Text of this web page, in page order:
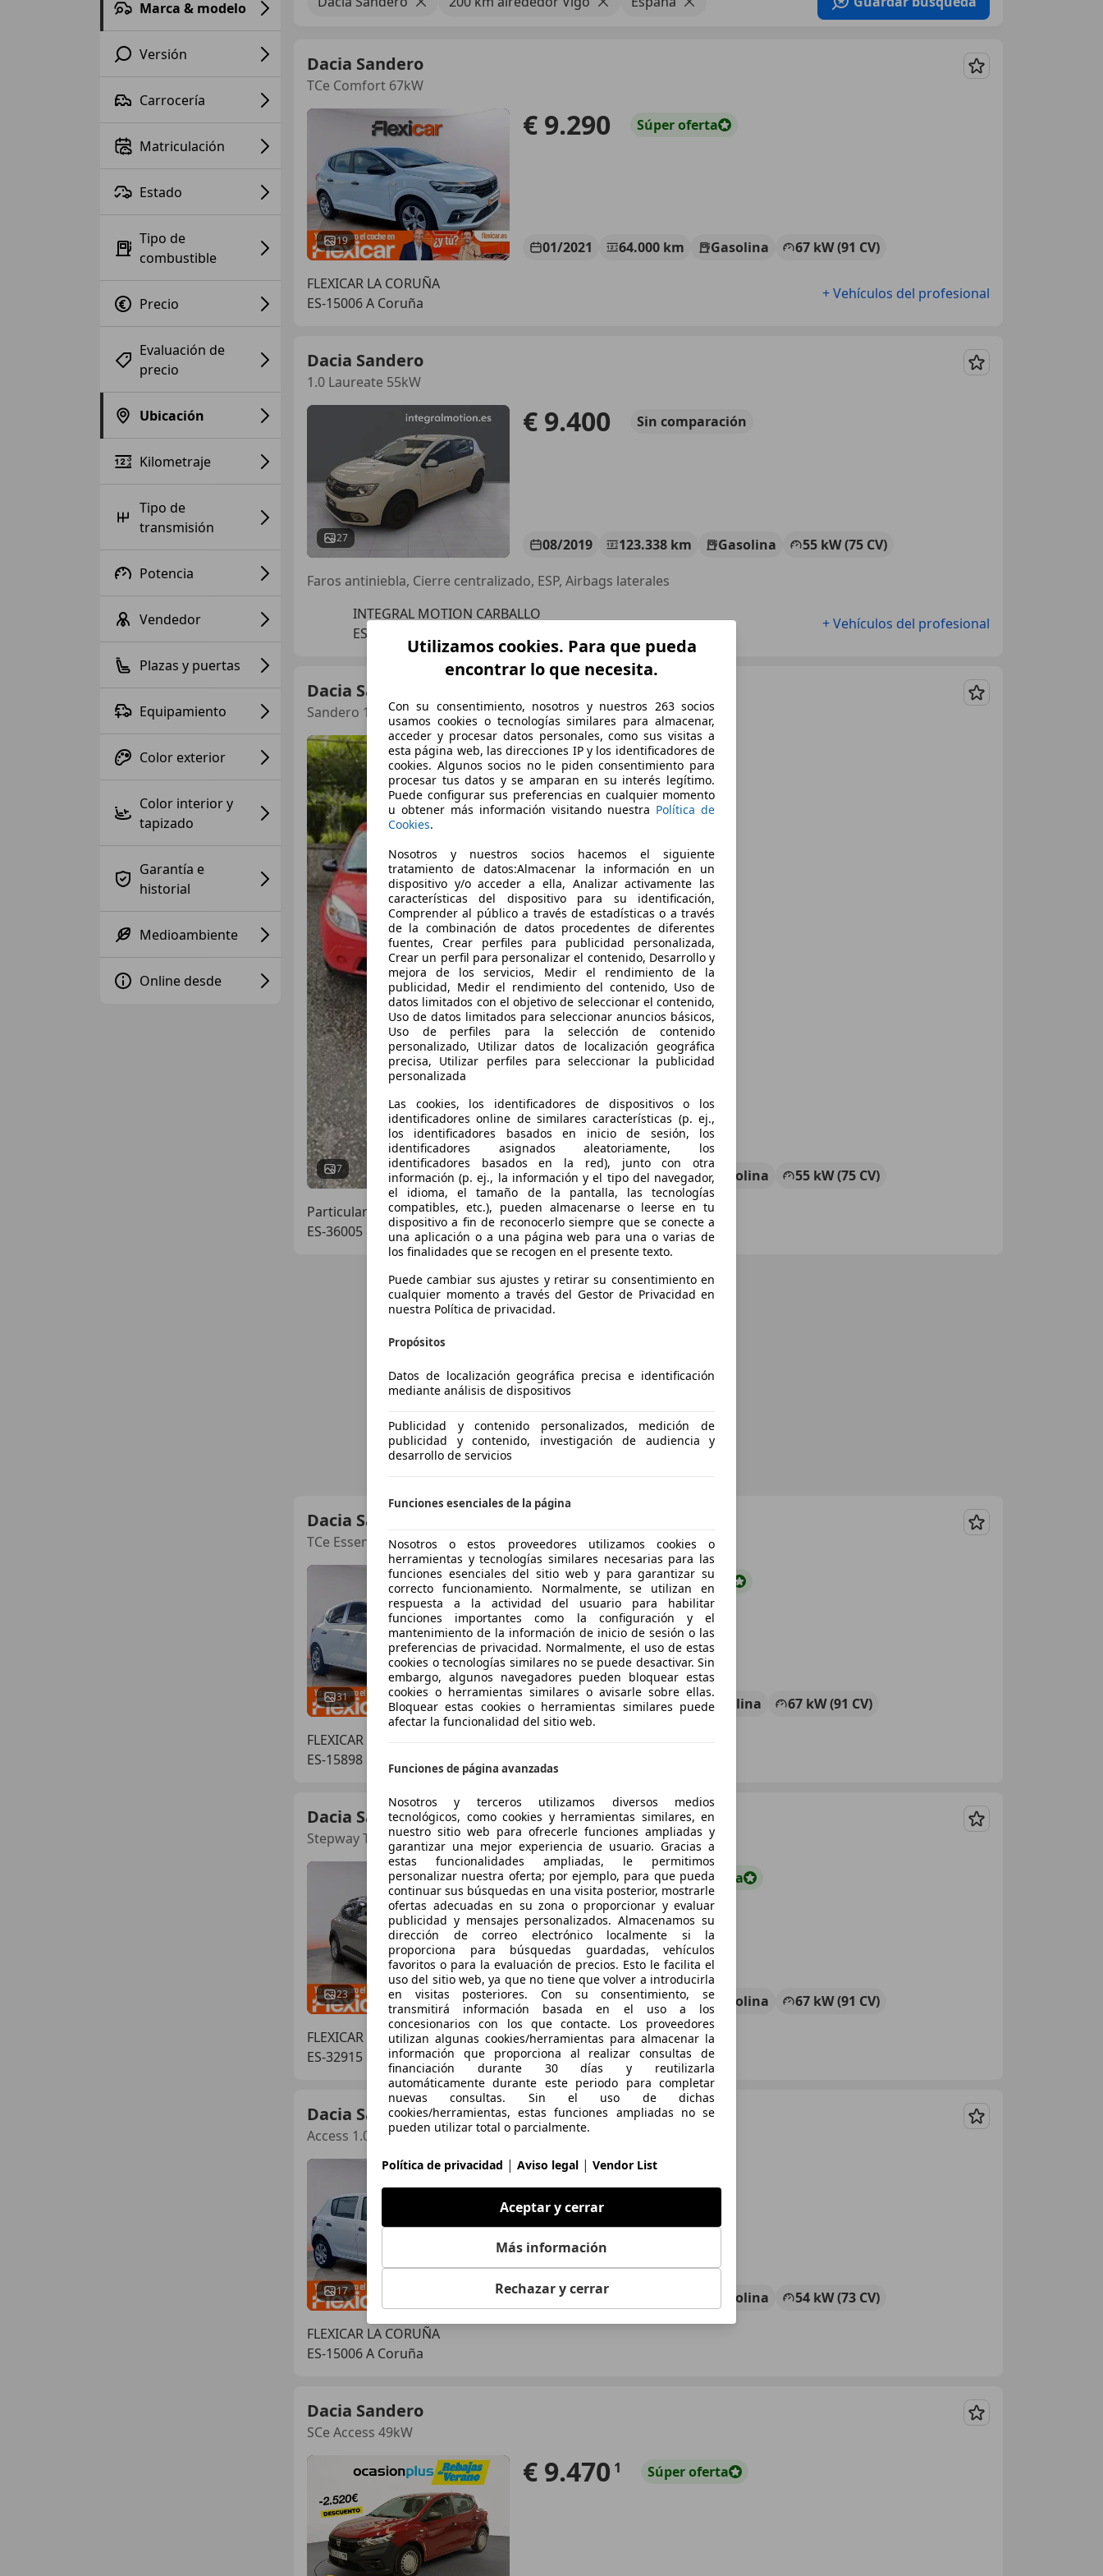
Marca & modelo
Versión
Carrocería
Matriculación
Estado
Tipo de
combustible
Precio
Evaluación de
precio
Ubicación
Kilometraje
Tipo de
transmisión
Potencia
Vendedor
Plazas y puertas
Equipamiento
Color exterior
Color interior y
tapizado
Garantía e
historial
Medioambiente
Online desde
Dacia Sandero
TCe Comfort 67kW
Guardar
19
€ 9.290 Súperoferta
01/2021 64.000 km Gasolina
67 kW (91 CV)
FLEXICAR LA CORUÑA
ES-15006 A Coruña
+ Vehículos del profesional
Dacia Sandero
1.0 Laureate 55kW
Guardar
27
€ 9.400 Sin comparación
08/2019 123.338 km Gasolina
55 kW (75 CV)
Faros antiniebla, Cierre centralizado, ESP, Airbags laterales
INTEGRAL MOTION CARBALLO
ES-15100 Carballo
+ Vehículos del profesional
Dacia Sandero
Sandero 1.2 Podium Podium
Guardar
7
€ 3.999 Buenprecio
04/2012 75.000 km Gasolina
55 kW (75 CV)
Particular
ES-36005 Pontevedra
Dacia Sandero
TCe Essential 67kW
Guardar
31
€ 12.490 Súper oferta
03/2024 4.589 km Gasolina
67 kW (91 CV)
FLEXICAR SANTIAGO DE COMPOSTELA
ES-15898 Santiago de Compostela
Dacia Sandero
Stepway TCe Essential 67kW
Guardar
23
€ 12.5901 Súperoferta
07/2024 41.221 km Gasolina
67 kW (91 CV)
FLEXICAR OURENSE
ES-32915 Ourense
Dacia Sandero
Access 1.0 55kW (75CV)
Guardar
17
€ 8.990 Precio
06/2019 Gasolina
54 kW (73 CV)
FLEXICAR LA CORUÑA
ES-15006 A Coruña
Dacia Sandero
SCe Access 49kW
Guardar
€ 9.470 1 Súperoferta
Utilizamos cookies. Para que pueda
encontrar lo que necesita.
Con su consentimiento, nosotros y nuestros 263 socios
usamos cookies o tecnologías similares para almacenar,
acceder y procesar datos personales, como sus visitas a
esta página web, las direcciones IP y los identificadores de
cookies. Algunos socios no le piden consentimiento para
procesar tus datos y se amparan en su interés legítimo.
Puede configurar sus preferencias en cualquier momento
u obtener más información visitando nuestra Política de
Cookies.
Nosotros y nuestros socios hacemos el siguiente
tratamiento de datos:Almacenar la información en un
dispositivo y/o acceder a ella, Analizar activamente las
características del dispositivo para su identificación,
Comprender al público a través de estadísticas o a través
de la combinación de datos procedentes de diferentes
fuentes, Crear perfiles para publicidad personalizada,
Crear un perfil para personalizar el contenido, Desarrollo y
mejora de los servicios, Medir el rendimiento de la
publicidad, Medir el rendimiento del contenido, Uso de
datos limitados con el objetivo de seleccionar el contenido,
Uso de datos limitados para seleccionar anuncios básicos,
Uso de perfiles para la selección de contenido
personalizado, Utilizar datos de localización geográfica
precisa, Utilizar perfiles para seleccionar la publicidad
personalizada
Las cookies, los identificadores de dispositivos o los
identificadores online de similares características (p. ej.,
los identificadores basados en inicio de sesión, los
identificadores asignados aleatoriamente, los
identificadores basados en la red), junto con otra
información (p. ej., la información y el tipo del navegador,
el idioma, el tamaño de la pantalla, las tecnologías
compatibles, etc.), pueden almacenarse o leerse en tu
dispositivo a fin de reconocerlo siempre que se conecte a
una aplicación o a una página web para una o varias de
los finalidades que se recogen en el presente texto.
Puede cambiar sus ajustes y retirar su consentimiento en
cualquier momento a través del Gestor de Privacidad en
nuestra Política de privacidad.
Propósitos
Datos de localización geográfica precisa e identificación
mediante análisis de dispositivos
Publicidad y contenido personalizados, medición de
publicidad y contenido, investigación de audiencia y
desarrollo de servicios
Funciones esenciales de la página
Nosotros o estos proveedores utilizamos cookies o
herramientas y tecnologías similares necesarias para las
funciones esenciales del sitio web y para garantizar su
correcto funcionamiento. Normalmente, se utilizan en
respuesta a la actividad del usuario para habilitar
funciones importantes como la configuración y el
mantenimiento de la información de inicio de sesión o las
preferencias de privacidad. Normalmente, el uso de estas
cookies o tecnologías similares no se puede desactivar. Sin
embargo, algunos navegadores pueden bloquear estas
cookies o herramientas similares o avisarle sobre ellas.
Bloquear estas cookies o herramientas similares puede
afectar la funcionalidad del sitio web.
Funciones de página avanzadas
Nosotros y terceros utilizamos diversos medios
tecnológicos, como cookies y herramientas similares, en
nuestro sitio web para ofrecerle funciones ampliadas y
garantizar una mejor experiencia de usuario. Gracias a
estas funcionalidades ampliadas, le permitimos
personalizar nuestra oferta; por ejemplo, para que pueda
continuar sus búsquedas en una visita posterior, mostrarle
ofertas adecuadas en su zona o proporcionar y evaluar
publicidad y mensajes personalizados. Almacenamos su
dirección de correo electrónico localmente si la
proporciona para búsquedas guardadas, vehículos
favoritos o para la evaluación de precios. Esto le facilita el
uso del sitio web, ya que no tiene que volver a introducirla
en visitas posteriores. Con su consentimiento, se
transmitirá información basada en el uso a los
concesionarios con los que contacte. Los proveedores
utilizan algunas cookies/herramientas para almacenar la
información que proporciona al realizar consultas de
financiación durante 30 días y reutilizarla
automáticamente durante este periodo para completar
nuevas consultas. Sin el uso de dichas
cookies/herramientas, estas funciones ampliadas no se
pueden utilizar total o parcialmente.
Política de privacidad | Aviso legal | Vendor List
Aceptar y cerrar
Más información
Rechazar y cerrar